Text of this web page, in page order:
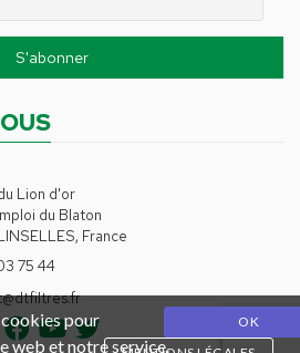
Lion d'or
du Blaton
France
75 44
pour
web et notre service.
OK